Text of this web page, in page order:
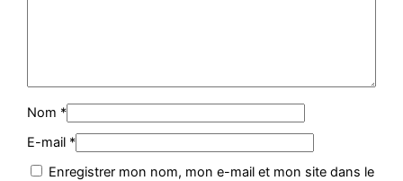
Nom *
E-mail *
Enregistrer mon nom, mon e-mail et mon site dans le